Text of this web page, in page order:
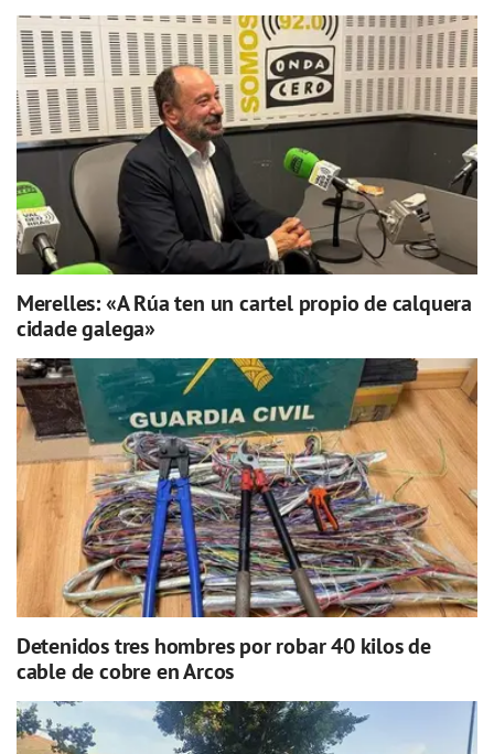
Merelles: «A Rúa ten un cartel propio de calquera
cidade galega»
Detenidos tres hombres por robar 40 kilos de
cable de cobre en Arcos